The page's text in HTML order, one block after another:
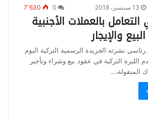
13 سبتمبر، 2018 7٬630
بالعملات الأجنبية
والإيجار
نشرته الجريدة الرسمية التركية اليوم
الليرة التركية في عقود بيع وشراء وتأجير
المنقولة،…